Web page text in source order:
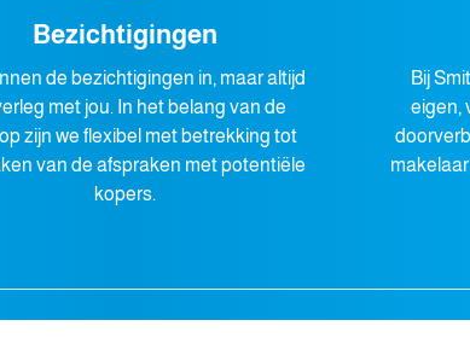
Bezichtigingen
de bezichtigingen in, maar altijd
met jou. In het belang van de
zijn we flexibel met betrekking tot
van de afspraken met potentiële
kopers.
Bij
eigen,